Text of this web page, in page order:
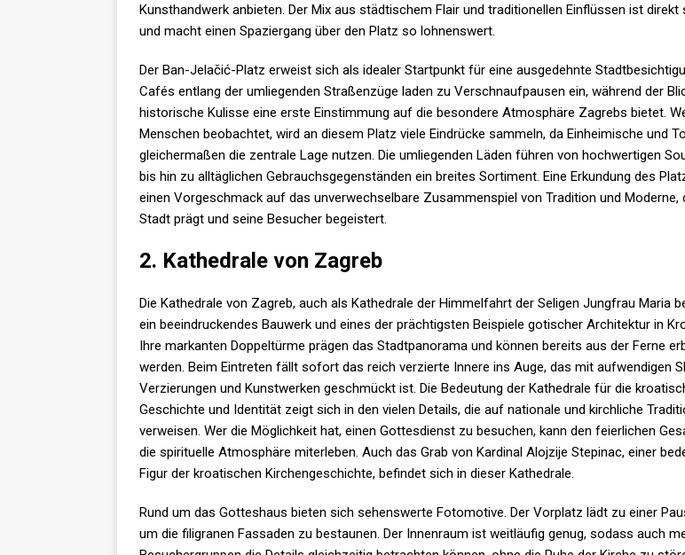
Kunsthandwerk anbieten. Der Mix aus städtischem Flair und traditionellen Einflüssen ist direkt
und macht einen Spaziergang über den Platz so lohnenswert.
Der Ban-Jelačić-Platz erweist sich als idealer Startpunkt für eine ausgedehnte
Cafés entlang der umliegenden Straßenzüge laden zu Verschnaufpausen ein, während der
historische Kulisse eine erste Einstimmung auf die besondere Atmosphäre Zagrebs bietet.
Menschen beobachtet, wird an diesem Platz viele Eindrücke sammeln, da Einheimische und
gleichermaßen die zentrale Lage nutzen. Die umliegenden Läden führen von hochwertigen
bis hin zu alltäglichen Gebrauchsgegenständen ein breites Sortiment. Eine Erkundung des
einen Vorgeschmack auf das unverwechselbare Zusammenspiel von Tradition und Moderne,
Stadt prägt und seine Besucher begeistert.
2. Kathedrale von Zagreb
Die Kathedrale von Zagreb, auch als Kathedrale der Himmelfahrt der Seligen Jungfrau Maria
ein beeindruckendes Bauwerk und eines der prächtigsten Beispiele gotischer Architektur in
Ihre markanten Doppeltürme prägen das Stadtpanorama und können bereits aus der Ferne
werden. Beim Eintreten fällt sofort das reich verzierte Innere ins Auge, das mit aufwendigen
Verzierungen und Kunstwerken geschmückt ist. Die Bedeutung der Kathedrale für die
Geschichte und Identität zeigt sich in den vielen Details, die auf nationale und kirchliche
verweisen. Wer die Möglichkeit hat, einen Gottesdienst zu besuchen, kann den feierlichen
die spirituelle Atmosphäre miterleben. Auch das Grab von Kardinal Alojzije Stepinac, einer
Figur der kroatischen Kirchengeschichte, befindet sich in dieser Kathedrale.
Rund um das Gotteshaus bieten sich sehenswerte Fotomotive. Der Vorplatz lädt zu einer
um die filigranen Fassaden zu bestaunen. Der Innenraum ist weitläufig genug, sodass auch